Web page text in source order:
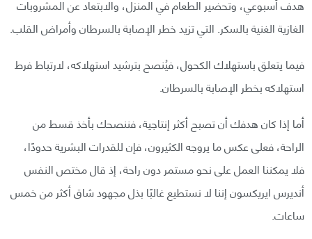
هدف أسبوعي، وتحضير الطعام في المنزل، والابتعاد عن المشروبات
الغازية الغنية بالسكر. التي تزيد خطر الإصابة بالسرطان وأمراض القلب.
فيما يتعلق باستهلاك الكحول، فيُنصح بترشيد استهلاكه، لارتباط فرط
استهلاكه بخطر الإصابة بالسرطان.
أما إذا كان هدفك أن تصبح أكثر إنتاجية، فننصحك بأخذ قسط من
الراحة، فعلى عكس ما يروجه الكثيرون، فإن للقدرات البشرية حدودًا،
فلا يمكننا العمل على نحو مستمر دون راحة، إذ قال مختص النفس
أنديرس ايريكسون إننا لا نستطيع غالبًا بذل مجهود شاق أكثر من خمس
ساعات.